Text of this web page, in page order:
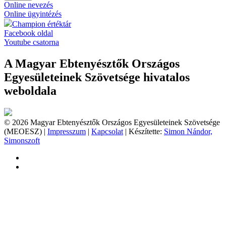
Online nevezés
Online ügyintézés
Champion értéktár
Facebook oldal
Youtube csatorna
A Magyar Ebtenyésztők Országos
Egyesületeinek Szövetsége hivatalos
weboldala
© 2026 Magyar Ebtenyésztők Országos Egyesületeinek Szövetsége
(MEOESZ) | Impresszum | Kapcsolat | Készítette: Simon Nándor,
Simonszoft